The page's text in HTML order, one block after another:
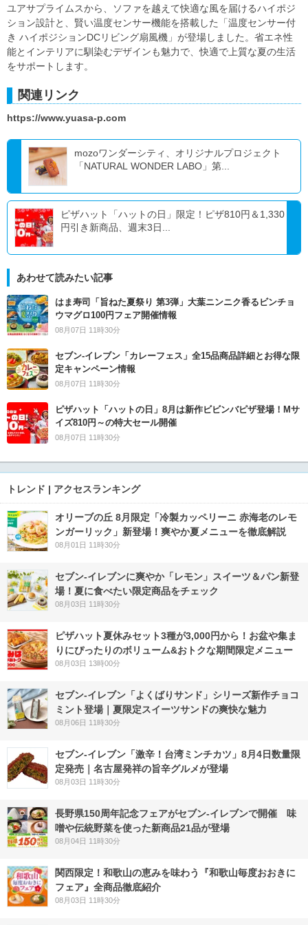
ユアサプライムスから、ソファを越えて快適な風を届けるハイポジ
ション設計と、賢い温度センサー機能を搭載した「温度センサー付
き ハイポジションDCリビング扇風機」が登場しました。省エネ性
能とインテリアに馴染むデザインも魅力で、快適で上質な夏の生活
をサポートします。
関連リンク
https://www.yuasa-p.com
mozoワンダーシティ、オリジナルプロジェクト
「NATURAL WONDER LABO」第...
ピザハット「ハットの日」限定！ピザ810円＆1,330
円引き新商品、週末3日...
あわせて読みたい記事
はま寿司「旨ねた夏祭り 第3弾」大葉ニンニク香るビンチョ
ウマグロ100円フェア開催情報
08月07日 11時30分
セブン‐イレブン「カレーフェス」全15品商品詳細とお得な限
定キャンペーン情報
08月07日 11時30分
ピザハット「ハットの日」8月は新作ビビンバピザ登場！Mサ
イズ810円～の特大セール開催
08月07日 11時30分
トレンド | アクセスランキング
オリーブの丘 8月限定「冷製カッペリーニ 赤海老のレモ
ンガーリック」新登場！爽やか夏メニューを徹底解説
08月01日 11時30分
セブン‐イレブンに爽やか「レモン」スイーツ＆パン新登
場！夏に食べたい限定商品をチェック
08月03日 11時30分
ピザハット夏休みセット3種が3,000円から！お盆や集ま
りにぴったりのボリューム&おトクな期間限定メニュー
08月03日 13時00分
セブン‐イレブン「よくばりサンド」シリーズ新作チョコ
ミント登場｜夏限定スイーツサンドの爽快な魅力
08月06日 11時30分
セブン-イレブン「激辛！台湾ミンチカツ」8月4日数量限
定発売｜名古屋発祥の旨辛グルメが登場
08月03日 11時30分
長野県150周年記念フェアがセブン-イレブンで開催 味
噌や伝統野菜を使った新商品21品が登場
08月04日 11時30分
関西限定！和歌山の恵みを味わう『和歌山毎度おおきに
フェア』全商品徹底紹介
08月03日 11時30分